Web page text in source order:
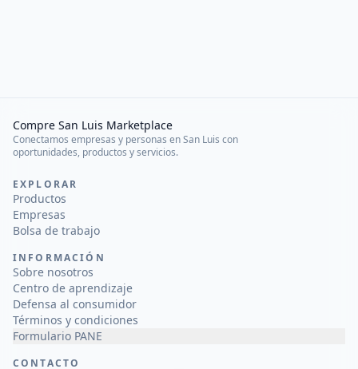
Compre San Luis Marketplace
Conectamos empresas y personas en San Luis con
oportunidades, productos y servicios.
EXPLORAR
Productos
Empresas
Bolsa de trabajo
INFORMACIÓN
Sobre nosotros
Centro de aprendizaje
Defensa al consumidor
Términos y condiciones
Formulario PANE
CONTACTO